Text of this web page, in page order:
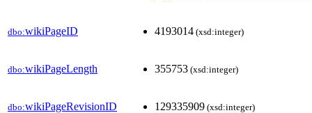
dbo:wikiPageID 4193014 (xsd:integer)
dbo:wikiPageLength 355753 (xsd:integer)
dbo:wikiPageRevisionID 129335909 (xsd:integer)